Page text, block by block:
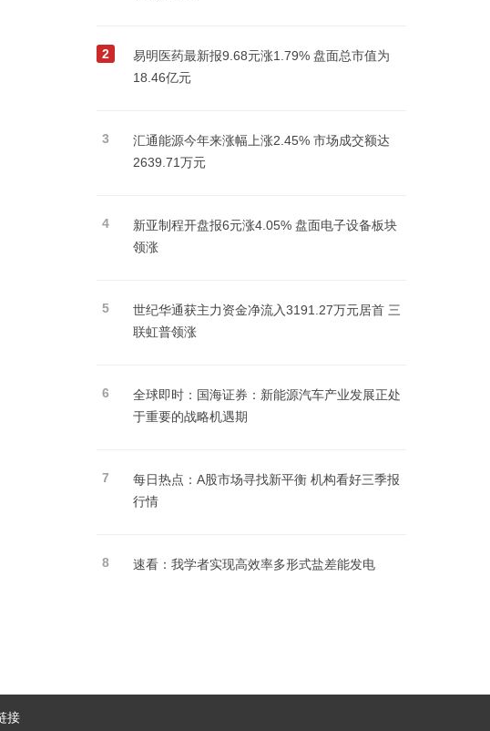
2
易明医药最新报9.68元涨1.79% 盘面总市值为
18.46亿元
3
汇通能源今年来涨幅上涨2.45% 市场成交额达
2639.71万元
4
新亚制程开盘报6元涨4.05% 盘面电子设备板块
领涨
5
世纪华通获主力资金净流入3191.27万元居首 三
联虹普领涨
6
全球即时：国海证券：新能源汽车产业发展正处
于重要的战略机遇期
7
每日热点：A股市场寻找新平衡 机构看好三季报
行情
8 速看：我学者实现高效率多形式盐差能发电
接